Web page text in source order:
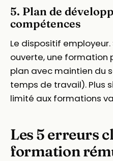
5. Plan de
compétences
Le dispositif
ouverte, une formation
plan avec maintien du
temps de travail). Plus
limité aux formations
Les 5 erreurs
formation